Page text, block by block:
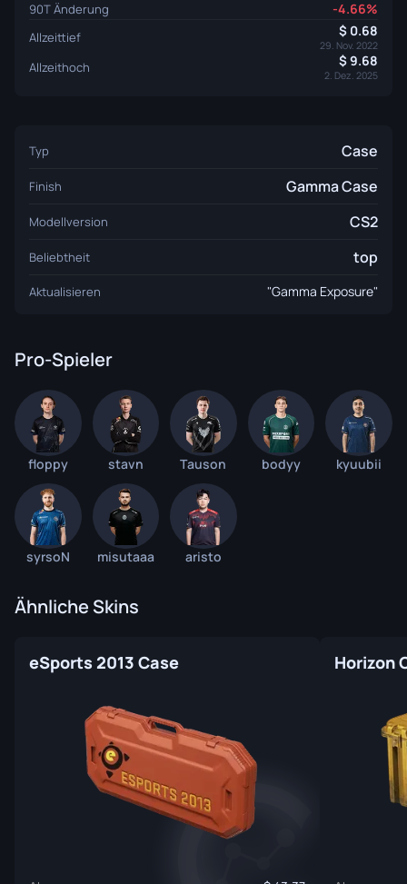
90T Änderung -4.66%
Allzeittief 0.68
29. Nov. 2022
Allzeithoch 9.68
2. Dez. 2025
Typ Case
Finish Gamma Case
Modellversion CS2
Beliebtheit top
Aktualisieren "Gamma Exposure"
Pro-Spieler
floppy stavn Tauson bodyy kyuubii
syrsoN misutaaa aristo
Ähnliche Skins
eSports 2013 Case Horizon